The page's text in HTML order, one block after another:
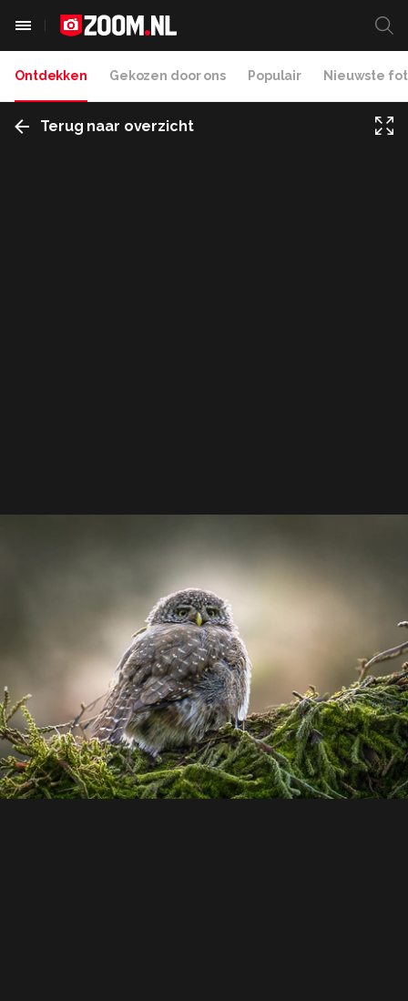
Ontdekken Gekozen door ons Populair Nieuwste
Terug naar overzicht